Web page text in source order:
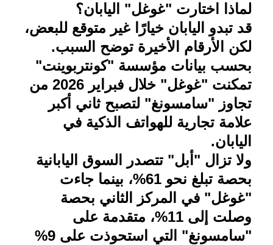
لماذا اختارت "غوغل" اليابان؟
قد تبدو اليابان خيارًا غير متوقع للبعض،
لكن الأرقام الأخيرة توضح السبب.
بحسب بيانات مؤسسة "كونتربوينت"
تمكنت "غوغل" خلال فبراير 2026 من
تجاوز "سامسونغ" لتصبح ثاني أكبر
علامة تجارية للهواتف الذكية في
اليابان.
ولا تزال "أبل" تتصدر السوق اليابانية
بحصة تبلغ نحو 61%، بينما جاءت
"غوغل" في المركز الثاني بحصة
وصلت إلى 11%، متقدمة على
"سامسونغ" التي استحوذت على 9%